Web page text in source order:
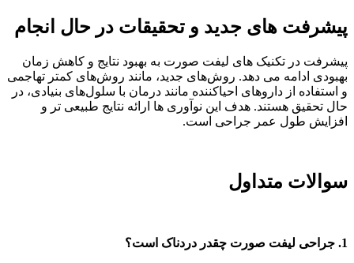
پیشرفت های جدید و تحقیقات در حال انجام
پیشرفت در تکنیک های لیفت صورت به بهبود نتایج و کاهش زمان
بهبودی ادامه می دهد. روش‌های جدید، مانند روش‌های کمتر تهاجمی
و استفاده از داروهای احیاکننده مانند درمان با سلول‌های بنیادی، در
حال تحقیق هستند. هدف این نوآوری ها ارائه نتایج طبیعی تر و
افزایش طول عمر جراحی است.
سوالات متداول
1. جراحی لیفت صورت چقدر دردناک است؟